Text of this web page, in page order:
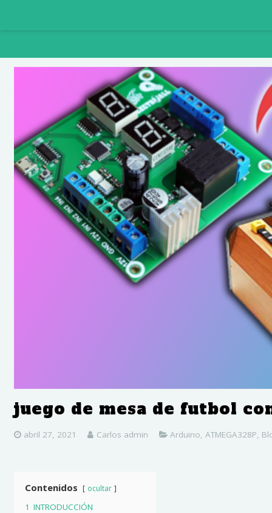
juego de mesa de futbol
abril 27, 2021 Carlos admin Arduino ATMEGA328P
Contenidos ocultar
1 INTRODUCCIÓN